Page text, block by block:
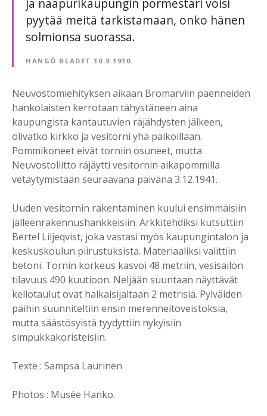
pyytää meitä tarkistamaan, onko hänen
solmionsa suorassa.
HANGÖ BLADET 10.9.1910.
Neuvostomiehityksen aikaan Bromarviin paenneiden
hankolaisten kerrotaan tähystäneen aina
kaupungista kantautuvien räjähdysten jälkeen,
olivatko kirkko ja vesitorni yhä paikoillaan.
Pommikoneet eivät torniin osuneet, mutta
Neuvostoliitto räjäytti vesitornin aikapommilla
vetäytymistään seuraavana päivänä 3.12.1941.
Uuden vesitornin rakentaminen kuului ensimmäisiin
jälleenrakennushankkeisiin. Arkkitehdiksi kutsuttiin
Bertel Liljeqvist, joka vastasi myös kaupungintalon ja
keskuskoulun piirustuksista. Materiaaliksi valittiin
betoni. Tornin korkeus kasvoi 48 metriin, vesisäilön
tilavuus 490 kuutioon. Neljään suuntaan näyttävät
kellotaulut ovat halkaisijaltaan 2 metrisiä. Pylväiden
päihin suunniteltiin ensin merenneitoveistoksia,
mutta säästösyistä tyydyttiin nykyisiin
simpukkakoristeisiin.
Texte : Sampsa Laurinen
Photos : Musée Hanko.